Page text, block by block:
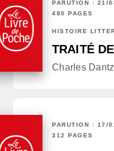
PARUTION : 21/
480 PAGES
HISTOIRE
TRAITÉ
Charles
PARUTION : 17/
312 PAGES